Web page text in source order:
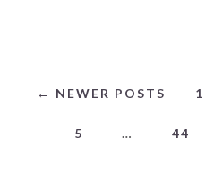
← NEWER POSTS 1
5 … 44